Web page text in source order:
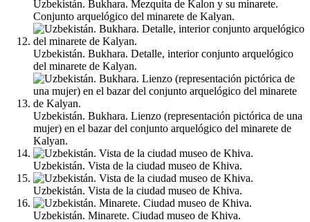
Uzbekistán. Bukhara. Mezquita de Kalon y su minarete.
Conjunto arquelógico del minarete de Kalyan.
Uzbekistán. Bukhara. Detalle, interior conjunto arquelógico
del minarete de Kalyan.
Uzbekistán. Bukhara. Lienzo (representación pictórica de una
mujer) en el bazar del conjunto arquelógico del minarete de
Kalyan.
Uzbekistán. Vista de la ciudad museo de Khiva.
Uzbekistán. Vista de la ciudad museo de Khiva.
Uzbekistán. Minarete. Ciudad museo de Khiva.